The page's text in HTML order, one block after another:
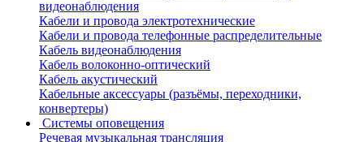
видеонаблюдения
Кабели и провода электротехнические
Кабели и провода телефонные распределительные
Кабель видеонаблюдения
Кабель волоконно-оптический
Кабель акустический
Кабельные аксессуары (разъёмы, переходники,
конвертеры)
Системы оповещения
Речевая музыкальная трансляция